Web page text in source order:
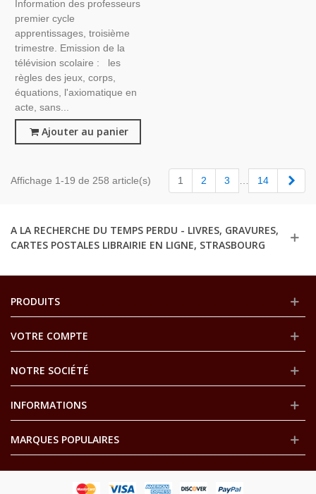
Information des professeurs
premier cycle
apprentissages, troisième
trimestre. Emission de la
télévision scolaire : les
règles des jeux, corps,
équations, l'axiomatique en
acte, sans...
Ajouter au panier
Affichage 1-19 de 258 article(s) 1 2 3 14
A LA RECHERCHE DU TEMPS PERDU - LIVRES, GRAVURES,
CARTES POSTALES LIBRAIRIE EN LIGNE, STRASBOURG
PRODUITS
VOTRE COMPTE
NOTRE SOCIÉTÉ
INFORMATIONS
MARQUES POPULAIRES